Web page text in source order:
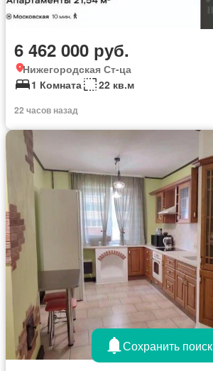
6 462 000 руб.
Нижегородская Ст-ца
1 Комната
22 кв.м
22 часов назад
Сохранить поиск